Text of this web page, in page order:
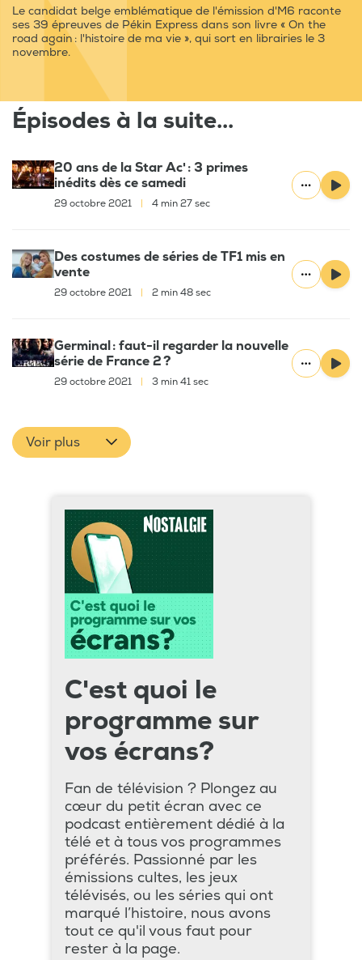
Le candidat belge emblématique de l'émission d'M6 raconte
ses 39 épreuves de Pékin Express dans son livre « On the
road again : l'histoire de ma vie », qui sort en librairies le 3
novembre.
Épisodes à la suite...
20 ans de la Star Ac' : 3 primes
inédits dès ce samedi
29 octobre 2021 4 min 27 sec
Des costumes de séries de TF1 mis en
vente
29 octobre 2021 2 min 48 sec
Germinal : faut-il regarder la nouvelle
série de France 2 ?
29 octobre 2021 3 min 41 sec
Voir plus
C'est quoi le
programme sur
vos écrans?
Fan de télévision ? Plongez au
cœur du petit écran avec ce
podcast entièrement dédié à la
télé et à tous vos programmes
préférés. Passionné par les
émissions cultes, les jeux
télévisés, ou les séries qui ont
marqué l’histoire, nous avons
tout ce qu'il vous faut pour
rester à la page.